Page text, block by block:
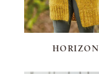
HORIZON